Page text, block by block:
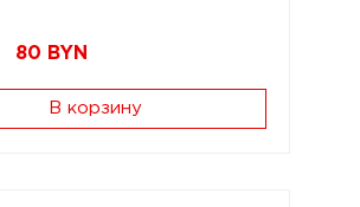
80 BYN
В корзину